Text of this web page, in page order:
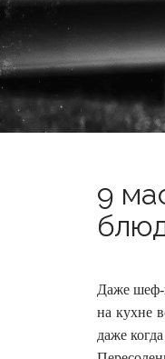
9
Даже шеф-
на кухне
даже